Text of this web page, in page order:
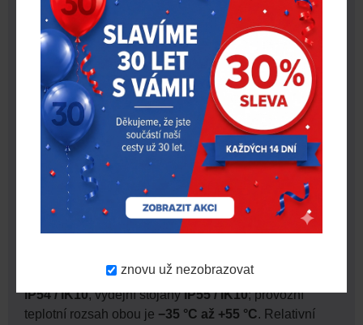
znovu už nezobrazovat
Celý systém DS1K4 je plně integrován do cloudové
platformy
Autel MaxiClouds podporou protokolu
OCPP 1.6J
(upgrade na OCPP 2.0.1 volitelně). Výkon,
stav zařízení i případné poruchy jsou monitorovány
vzdáleně v reálném čase bez nutnosti výjezdu
technika. Aktualizace softwaru probíhají přesOTA
(webový portál, FTP, FTPS, HTTPS). Veškerá zařízení
— všechny tři výkonové skříně i všechny výdejní
stojany — jsou spravovatelná z jediného cloudového
rozhraní, což zásadně snižuje provozní náklady i na
těch nejrozsáhlejších lokalitách.
Spolehlivost a provozní podmínky
průmyslovém prostředí. Výkonové skříně splňují krytí
IP54 / IK10, výdejní stojanyIP55 / IK10; provozní
teplotní rozsah obou je −35 °C až +55 °C. Relativní